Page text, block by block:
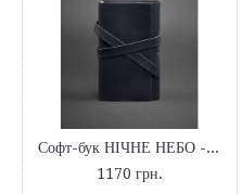
Софт-бук НІЧНЕ НЕБО - СИНІЙ
1170 грн.